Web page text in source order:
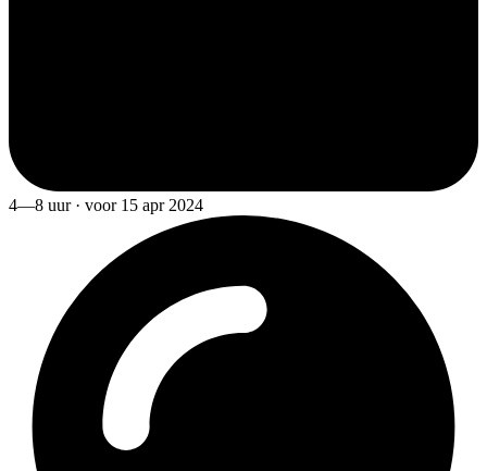
4—8 uur · voor 15 apr 2024